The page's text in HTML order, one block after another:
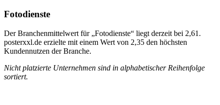
Fotodienste
Der Branchenmittelwert für „Fotodienste“ liegt derzeit bei 2,61.
posterxxl.de erzielte mit einem Wert von 2,35 den höchsten
Kundennutzen der Branche.
Nicht platzierte Unternehmen sind in alphabetischer Reihenfolge
sortiert.